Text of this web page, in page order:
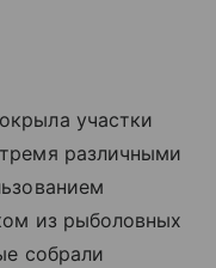
участки
различными
из рыболовных
собрали